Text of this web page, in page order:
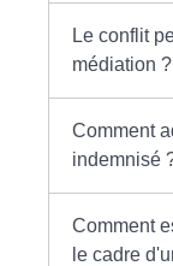
Le conflit
médiation ?
Comment
indemnisé
Comment
le cadre